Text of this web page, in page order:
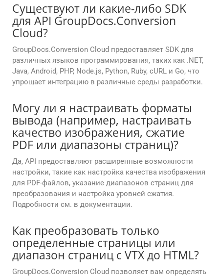
Существуют ли какие-либо SDK
для API GroupDocs.Conversion
Cloud?
GroupDocs.Conversion Cloud предоставляет SDK для
различных языков программирования, таких как .NET,
Java, Android, PHP, Node.js, Python, Ruby, cURL и Go, что
упрощает интеграцию в различные среды разработки.
Могу ли я настраивать форматы
вывода (например, настраивать
качество изображения, сжатие
PDF или диапазоны страниц)?
Да, API предоставляют расширенные возможности
настройки, такие как настройка качества изображения
для PDF-файлов, указание диапазонов страниц для
преобразования и настройка уровней сжатия.
Подробности см. в документации.
Как преобразовать только
определенные страницы или
диапазон страниц с VTX до HTML?
GroupDocs.Conversion Cloud позволяет вам определять